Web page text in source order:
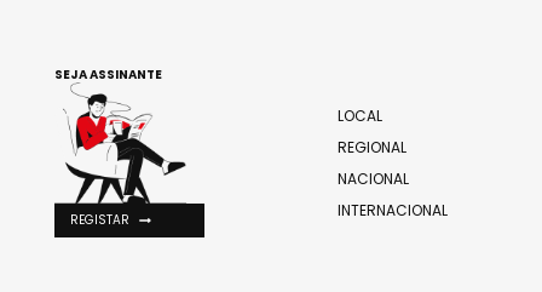
LOCAL
REGIONAL
NACIONAL
INTERNACIONAL
SEJA ASSINANTE
REGISTAR